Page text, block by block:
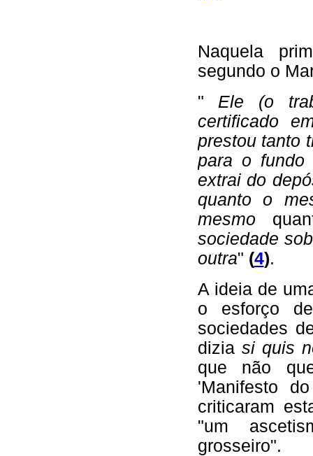
Naquela
segundo o
" Ele (o
certificado
prestou tanto
para o fundo
extrai do
quanto o
mesmo
sociedade
outra" (4).
A ideia de
o esforço
sociedades
dizia si quis
que não
'Manifesto
criticaram
"um
grosseiro".